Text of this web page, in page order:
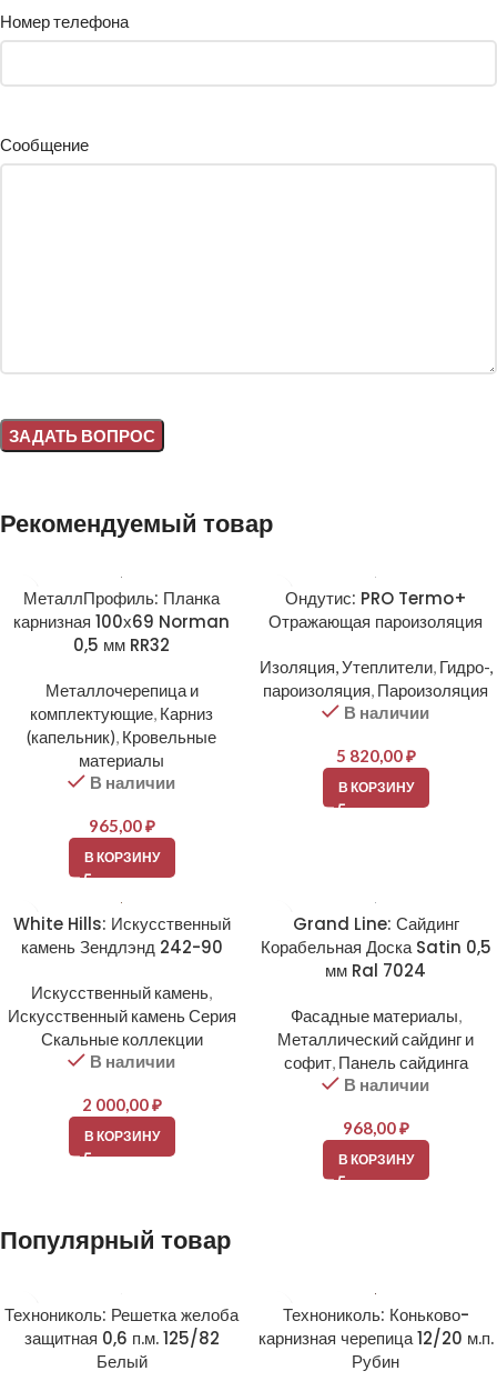
Номер телефона
Сообщение
Рекомендуемый товар
МеталлПрофиль: Планка
карнизная 100х69 Norman
0,5 мм RR32
Металлочерепица и
комплектующие, Карниз
(капельник), Кровельные
материалы
В наличии
965,00₽
В КОРЗИНУ
Ондутис: PRO Termo+
Отражающая пароизоляция
Изоляция, Утеплители, Гидро-,
пароизоляция, Пароизоляция
В наличии
5 820,00₽
В КОРЗИНУ
White Hills: Искусственный
камень Зендлэнд 242-90
Искусственный камень,
Искусственный камень Серия
Скальные коллекции
В наличии
2 000,00₽
В КОРЗИНУ
Grand Line: Сайдинг
Корабельная Доска Satin 0,5
мм Ral 7024
Фасадные материалы,
Металлический сайдинг и
софит, Панель сайдинга
В наличии
968,00₽
В КОРЗИНУ
Популярный товар
Технониколь: Решетка желоба
защитная 0,6 п.м. 125/82
Белый
Технониколь: Коньково-
карнизная черепица 12/20 м.п.
Рубин